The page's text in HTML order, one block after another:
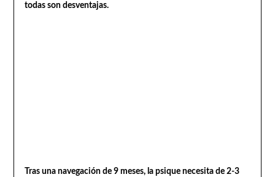
todas son desventajas.
Tras una navegación de 9 meses, la psique necesita de 2-3